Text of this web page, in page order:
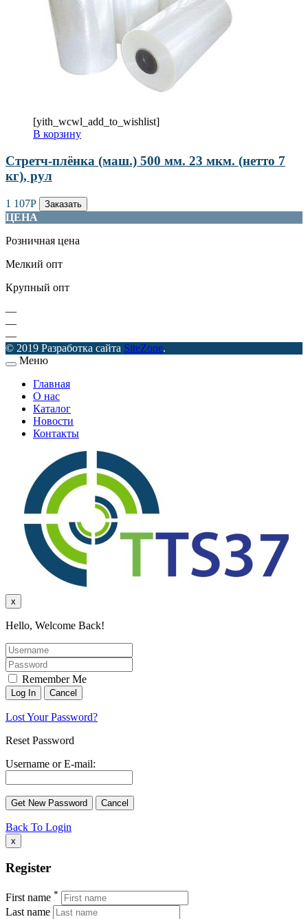
[yith_wcwl_add_to_wishlist]
В корзину
Стретч-плёнка (маш.) 500 мм. 23 мкм. (нетто 7
кг), рул
1 107Р Заказать
ЦЕНА
Розничная цена
Мелкий опт
Крупный опт
—
—
—
© 2019 Разработка сайта SiteZone.
Меню
Главная
О нас
Каталог
Новости
Контакты
x
Hello, Welcome Back!
Remember Me
Lost Your Password?
Reset Password
Username or E-mail:
Back To Login
x
Register
First name *
Last name